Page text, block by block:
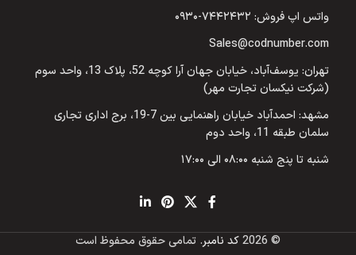
واتس اپ فروش: ۷۴۴۲۴۳۲-۰۹۳۰
Sales@codnumber.com
تهران: یوسف‌آباد، خیابان جهان آرا کوچه 52، پلاک 13، واحد سوم
(شرکت نیکسان تجارت مهر)
مشهد: احمدآباد خیابان راهنمایی بین 7-19، برج اداری تجاری
سلمان طبقه 11، واحد دوم
شنبه تا پنج شنبه ۰۸:۰۰ الی ۱۷:۰۰
© 2026 کد نامبر. تمامی حقوق محفوظ است